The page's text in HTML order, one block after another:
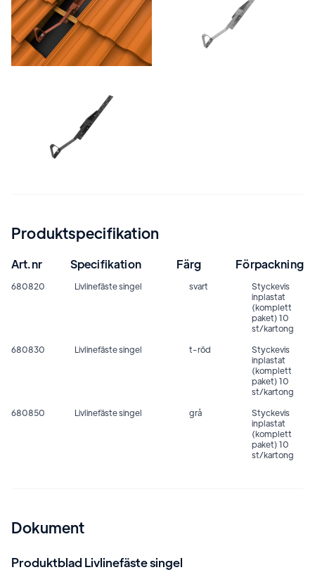
Produktspecifikation
Art.nr Specifikation Färg Förpackning
680820 Livlinefäste singel svart
Styckevis
inplastat
(komplett
paket) 10
st/kartong
680830
Livlinefäste singel t-röd
Styckevis
inplastat
(komplett
paket) 10
st/kartong
680850
Livlinefäste singel grå
Styckevis
inplastat
(komplett
paket) 10
st/kartong
Dokument
Produktblad Livlinefäste singel